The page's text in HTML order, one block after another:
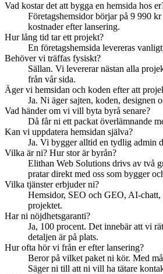
Vad kostar det att bygga en hemsida hos
Företagshemsidor börjar på 9 990
kostnader efter lansering.
Hur lång tid tar ett projekt?
En företagshemsida levereras
Behöver vi träffas fysiskt?
Sällan. Vi levererar nästan alla
från vår sida.
Äger vi hemsidan och koden efter att
Ja. Ni äger sajten, koden, designen
Vad händer om vi vill byta byrå senare?
Då får ni ett packat överlämnande
Kan vi uppdatera hemsidan själva?
Ja. Vi bygger alltid en tydlig admin
Vilka är ni? Hur stor är byrån?
Elithan Web Solutions drivs av två
pratar direkt med oss som bygger
Vilka tjänster erbjuder ni?
Hemsidor, SEO och GEO, AI-
projektet.
Har ni nöjdhetsgaranti?
Ja, 100 procent. Det innebär att vi
detaljen är på plats.
Hur ofta hör vi från er efter lansering?
Beror på vilket paket ni kör. Med
Säger ni till att ni vill ha tätare